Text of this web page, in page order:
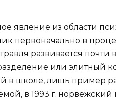
явление из области
первоначально в
развивается почти
или элитный
в школе, лишь пример
в 1993 г. норвежский